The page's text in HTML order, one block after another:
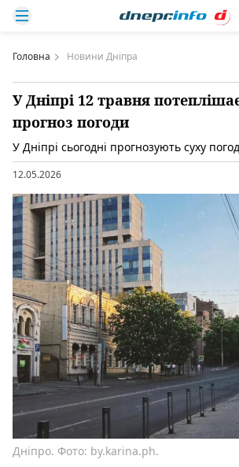
Головна Новини Дніпра
У Дніпрі 12 травня
прогноз погоди
У Дніпрі сьогодні прогнозують суху
12.05.2026
Дніпро. Фото: by.karina.ph.